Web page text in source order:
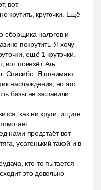
вот.
крутить, круточки. Ещё
сборщика налогов и
покрутить. Я хочу
ещё 1 круточки.
вот повезёт. Ать.
Спасибо. Я понимаю,
наслаждения, но это
базы не заставили
как ни крути, ищите
нами предстаёт вот
усатенький такой и в
кто-то пытается
это довольно